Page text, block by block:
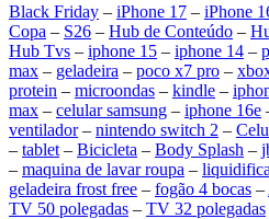
Black Friday – iPhone 17 – iPhone
Copa – S26 – Hub de Conteúdo –
Hub Tvs – iphone 15 – iphone 14 –
max – geladeira – poco x7 pro –
protein – microondas – kindle –
max – celular samsung – iphone 16e
ventilador– nintendo switch 2 –
– tablet – Bicicleta – Body Splash –
– maquina de lavar roupa –
geladeira frost free – fogão 4 bocas –
TV 50 polegadas – TV 32 polegadas